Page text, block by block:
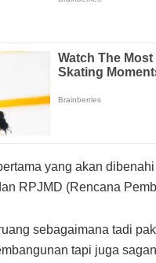
yang akan
RPJMD (Rencana
sebagaimana tadi
tapi juga